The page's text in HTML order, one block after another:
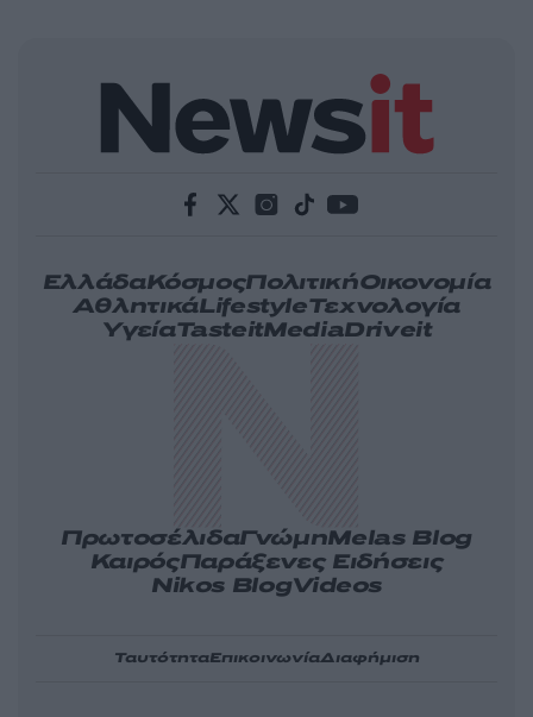
ΕλλάδαΚόσμοςΠολιτικήΟικονομία
ΑθλητικάLifestyleΤεχνολογία
ΥγείαTasteitMediaDriveit
ΠρωτοσέλιδαΓνώμηMelas Blog
ΚαιρόςΠαράξενες Ειδήσεις
Nikos BlogVideos
ΤαυτότηταΕπικοινωνίαΔιαφήμιση